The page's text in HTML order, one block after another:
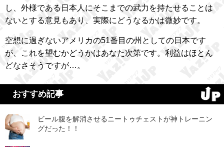
し、外様である日本人にそこまでの武力を持たせることは
ないとする意見もあり、実際にどうなるかは微妙です。
空想に過ぎないアメリカの51番目の州としての日本です
が、これを望むかどうかはあなた次第です。利益はほとん
どなさそうですが…。
おすすめ記事
ビール腹を解消させるニートゥチェストが神トレーニン
グだった！！